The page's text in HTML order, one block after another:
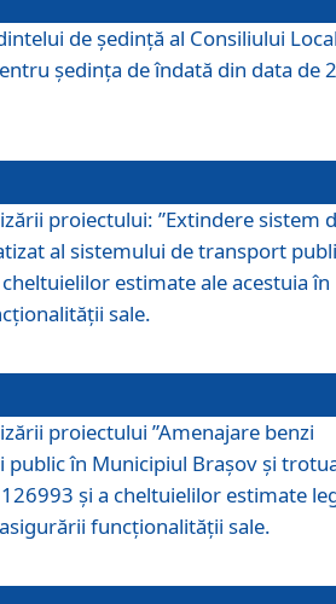
de şedinţă al Consiliului
ședința de îndată din data de
proiectului: ”Extindere sistem
al sistemului de transport
estimate ale acestuia în
sale.
proiectului ”Amenajare benzi
în Municipiul Brașov şi
126993 și a cheltuielilor estimate
funcționalității sale.